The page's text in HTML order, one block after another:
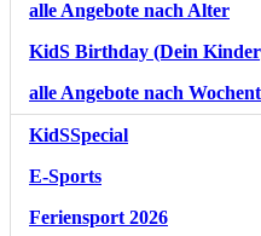
alle Angebote nach Alter
KidS Birthday (Dein
alle Angebote nach
KidSSpecial
E-Sports
Feriensport 2026